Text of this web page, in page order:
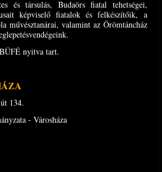
és társulás, Budaörs fiatal tehetségei,
képviselő fiatalok és felkészítőik, a
művésztanárai, valamint az Örömtáncház
nyitva tart.
134.